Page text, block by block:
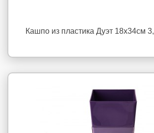
Кашпо из пластика Дуэт 18x34см